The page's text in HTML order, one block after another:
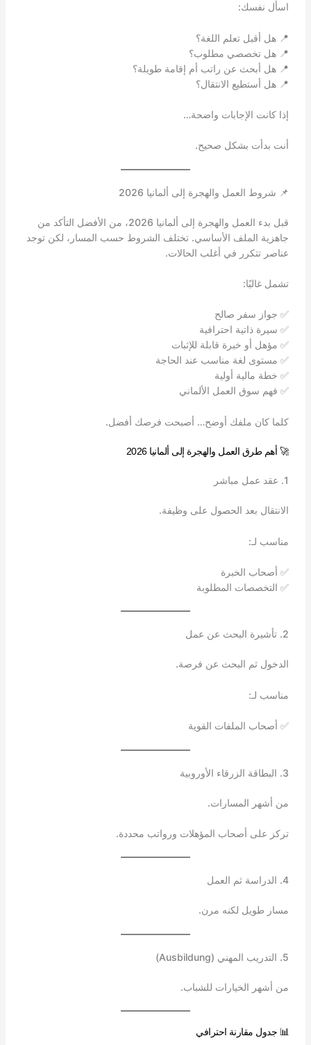
اسأل نفسك:
📍 هل أقبل تعلم اللغة؟
📍 هل تخصصي مطلوب؟
📍 هل أبحث عن راتب أم إقامة طويلة؟
📍 هل أستطيع الانتقال؟
إذا كانت الإجابات واضحة…
أنت بدأت بشكل صحيح.
📌 شروط العمل والهجرة إلى ألمانيا 2026
قبل بدء العمل والهجرة إلى ألمانيا 2026، من الأفضل التأكد من
جاهزية الملف الأساسي. تختلف الشروط حسب المسار، لكن توجد
عناصر تتكرر في أغلب الحالات.
تشمل غالبًا:
✅ جواز سفر صالح
✅ سيرة ذاتية احترافية
✅ مؤهل أو خبرة قابلة للإثبات
✅ مستوى لغة مناسب عند الحاجة
✅ خطة مالية أولية
✅ فهم سوق العمل الألماني
كلما كان ملفك أوضح… أصبحت فرصك أفضل.
🚀 أهم طرق العمل والهجرة إلى ألمانيا 2026
1. عقد عمل مباشر
الانتقال بعد الحصول على وظيفة.
مناسب لـ:
✅ أصحاب الخبرة
✅ التخصصات المطلوبة
2. تأشيرة البحث عن عمل
الدخول ثم البحث عن فرصة.
مناسب لـ:
✅ أصحاب الملفات القوية
3. البطاقة الزرقاء الأوروبية
من أشهر المسارات.
تركز على أصحاب المؤهلات ورواتب محددة.
4. الدراسة ثم العمل
مسار طويل لكنه مرن.
5. التدريب المهني (Ausbildung)
من أشهر الخيارات للشباب.
📊 جدول مقارنة احترافي